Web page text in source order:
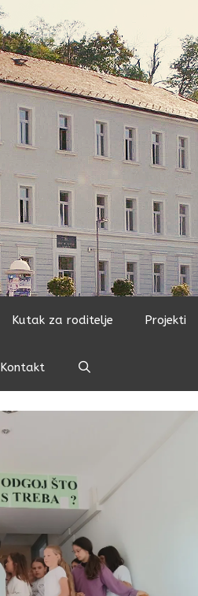
Kutak za roditelje Projekti
Kontakt